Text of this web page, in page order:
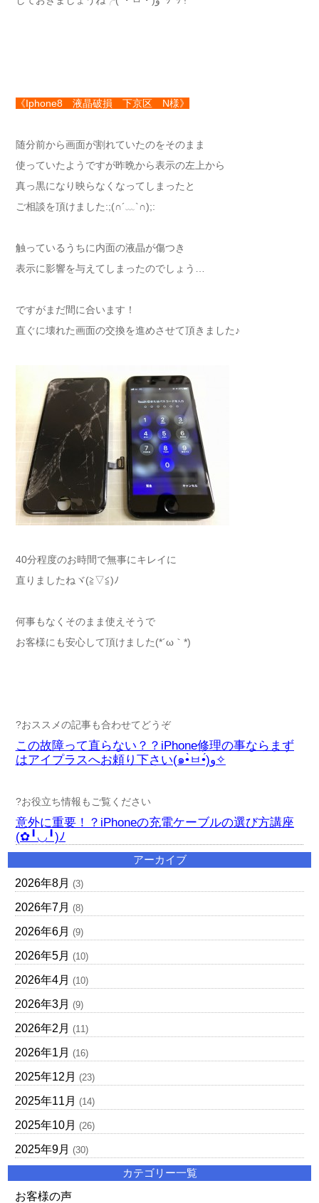
《Iphone8 液晶破損 下京区 N様》
随分前から画面が割れていたのをそのまま
使っていたようですが昨晩から表示の左上から
真っ黒になり映らなくなってしまったと
ご相談を頂けました:;(∩´﹏`∩);:
触っているうちに内面の液晶が傷つき
表示に影響を与えてしまったのでしょう…
ですがまだ間に合います！
直ぐに壊れた画面の交換を進めさせて頂きました♪
40分程度のお時間で無事にキレイに
直りましたねヾ(≧▽≦)ﾉ
何事もなくそのまま使えそうで
お客様にも安心して頂けました(*´ω｀*)
?おススメの記事も合わせてどうぞ
この故障って直らない？？iPhone修理の事ならまず
はアイプラスへお頼り下さい(๑•̀ㅂ•́)و✧
?お役立ち情報もご覧ください
意外に重要！？iPhoneの充電ケーブルの選び方講座
(✿╹◡╹)ﾉ
アーカイブ
2026年8月 (3)
2026年7月 (8)
2026年6月 (9)
2026年5月 (10)
2026年4月 (10)
2026年3月 (9)
2026年2月 (11)
2026年1月 (16)
2025年12月 (23)
2025年11月 (14)
2025年10月 (26)
2025年9月 (30)
カテゴリー一覧
お客様の声